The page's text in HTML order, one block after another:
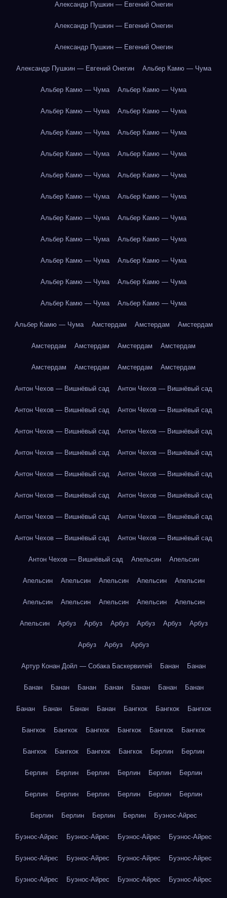
Александр Пушкин — Евгений Онегин
Александр Пушкин — Евгений Онегин
Александр Пушкин — Евгений Онегин
Александр Пушкин — Евгений Онегин Альбер Камю — Чума
Альбер Камю — Чума Альбер Камю — Чума
Альбер Камю — Чума Альбер Камю — Чума
Альбер Камю — Чума Альбер Камю — Чума
Альбер Камю — Чума Альбер Камю — Чума
Альбер Камю — Чума Альбер Камю — Чума
Альбер Камю — Чума Альбер Камю — Чума
Альбер Камю — Чума Альбер Камю — Чума
Альбер Камю — Чума Альбер Камю — Чума
Альбер Камю — Чума Альбер Камю — Чума
Альбер Камю — Чума Альбер Камю — Чума
Альбер Камю — Чума Альбер Камю — Чума
Альбер Камю — Чума Амстердам Амстердам Амстердам
Амстердам Амстердам Амстердам Амстердам
Амстердам Амстердам Амстердам Амстердам
Антон Чехов — Вишнёвый сад Антон Чехов — Вишнёвый сад
Антон Чехов — Вишнёвый сад Антон Чехов — Вишнёвый сад
Антон Чехов — Вишнёвый сад Антон Чехов — Вишнёвый сад
Антон Чехов — Вишнёвый сад Антон Чехов — Вишнёвый сад
Антон Чехов — Вишнёвый сад Антон Чехов — Вишнёвый сад
Антон Чехов — Вишнёвый сад Антон Чехов — Вишнёвый сад
Антон Чехов — Вишнёвый сад Антон Чехов — Вишнёвый сад
Антон Чехов — Вишнёвый сад Антон Чехов — Вишнёвый сад
Антон Чехов — Вишнёвый сад Апельсин Апельсин
Апельсин Апельсин Апельсин Апельсин Апельсин
Апельсин Апельсин Апельсин Апельсин Апельсин
Апельсин Арбуз Арбуз Арбуз Арбуз Арбуз Арбуз
Арбуз Арбуз Арбуз
Артур Конан Дойл — Собака Баскервилей Банан Банан
Банан Банан Банан Банан Банан Банан Банан
Банан Банан Банан Банан Бангкок Бангкок Бангкок
Бангкок Бангкок Бангкок Бангкок Бангкок Бангкок
Бангкок Бангкок Бангкок Бангкок Берлин Берлин
Берлин Берлин Берлин Берлин Берлин Берлин
Берлин Берлин Берлин Берлин Берлин Берлин
Берлин Берлин Берлин Берлин Буэнос-Айрес
Буэнос-Айрес Буэнос-Айрес Буэнос-Айрес Буэнос-Айрес
Буэнос-Айрес Буэнос-Айрес Буэнос-Айрес Буэнос-Айрес
Буэнос-Айрес Буэнос-Айрес Буэнос-Айрес Буэнос-Айрес